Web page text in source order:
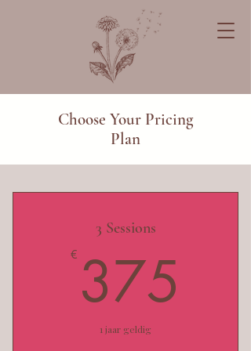
Choose Your Pricing
Plan
3 Sessions
€ 375
1 jaar geldig